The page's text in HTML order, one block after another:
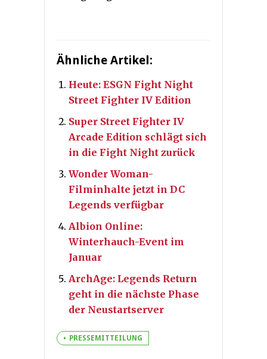
Ähnliche Artikel:
Heute: ESGN Fight Night
Street Fighter IV Edition
Super Street Fighter IV
Arcade Edition schlägt sich
in die Fight Night zurück
Wonder Woman-
Filminhalte jetzt in DC
Legends verfügbar
Albion Online:
Winterhauch-Event im
Januar
ArchAge: Legends Return
geht in die nächste Phase
der Neustartserver
PRESSEMITTEILUNG